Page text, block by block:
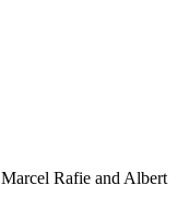
Rafie and Albert